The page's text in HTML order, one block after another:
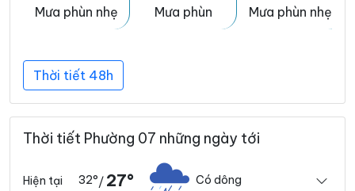
Mưa phùn nhẹ
Mưa phùn
Mưa phùn nhẹ
Thời tiết 48h
Thời tiết Phường 07 những ngày tới
Hiện tại 32°/ 27° Có dông